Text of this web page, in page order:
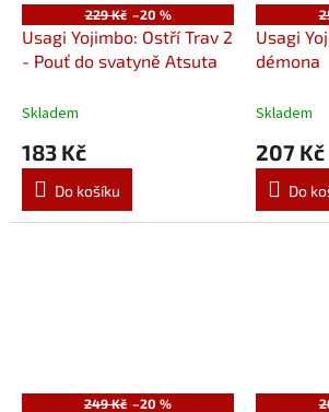
229 Kč –20 %
Usagi Yojimbo: Ostří Trav 2
- Pouť do svatyně Atsuta
Skladem
183 Kč
Do košíku
Usagi
démona
Skladem
207 Kč
Do
249 Kč –20 %